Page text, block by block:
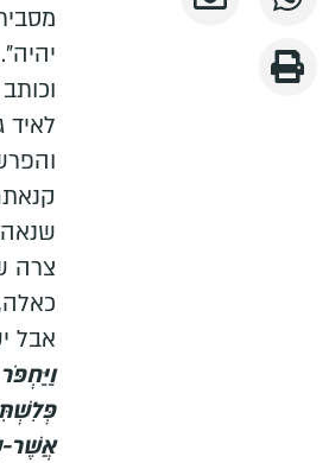
יהיה".
לאיד
צרה
אבל
אֲשֶׁר-